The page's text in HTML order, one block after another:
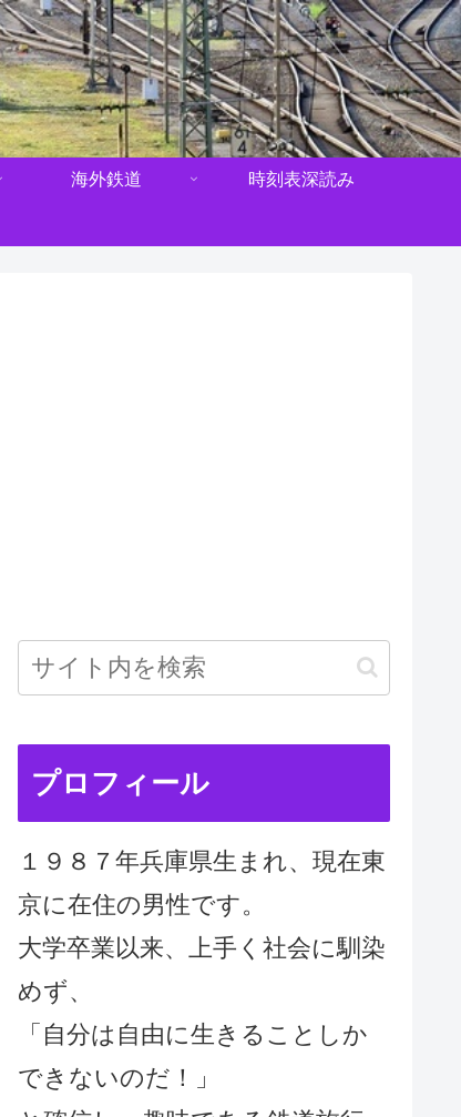
海外鉄道 時刻表深読み
プロフィール
１９８７年兵庫県生まれ、現在東
京に在住の男性です。
大学卒業以来、上手く社会に馴染
めず、
「自分は自由に生きることしか
できないのだ！」